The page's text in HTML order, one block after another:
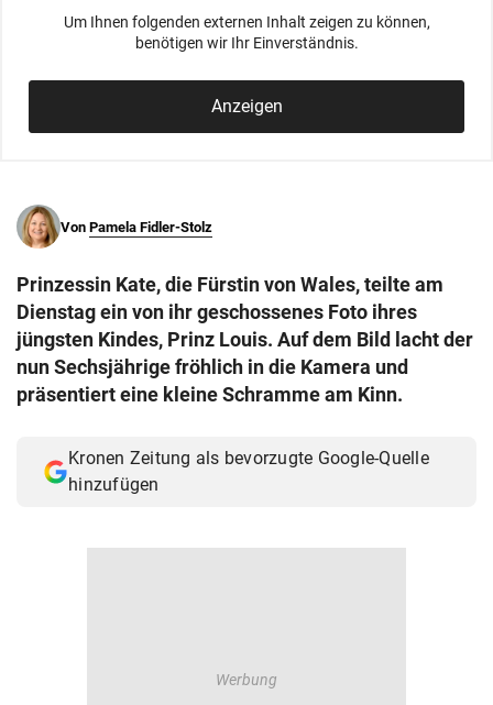
Um Ihnen folgenden externen Inhalt zeigen zu können,
benötigen wir Ihr Einverständnis.
Anzeigen
Von Pamela Fidler-Stolz
Prinzessin Kate, die Fürstin von Wales, teilte am
Dienstag ein von ihr geschossenes Foto ihres
jüngsten Kindes, Prinz Louis. Auf dem Bild lacht der
nun Sechsjährige fröhlich in die Kamera und
präsentiert eine kleine Schramme am Kinn.
Kronen Zeitung als bevorzugte Google-Quelle
hinzufügen